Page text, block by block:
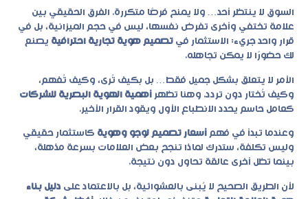
السوق لا ينتظر أحد… ولا يمنح فرصًا متكررة. الفرق الحقيقي بين
علامة تختفي وأخرى تفرض نفسها، ليس في حجم الميزانية، بل في
قرار واحد جريء: الاستثمار في تصميم هوية تجارية احترافية يصنع
لك حضورًا لا يمكن تجاهله.
الأمر لا يتعلق بشكل جميل فقط… بل بكيف تُرى، وكيف تُفهم،
وكيف تُختار دون تردد. وهنا تظهر أهمية الهوية البصرية للشركات
كعامل حاسم يحدد الانطباع الأول ويقود القرار الأخير.
وعندما تبدأ في فهم أسعار تصميم لوجو وهوية كاستثمار حقيقي
وليس تكلفة، ستدرك لماذا تنجح بعض العلامات بسرعة مذهلة،
بينما تظل أخرى عالقة تحاول دون نتيجة.
لأن الطريق الصحيح لا يُبنى بالعشوائية، بل بالاعتماد على دليل بناء